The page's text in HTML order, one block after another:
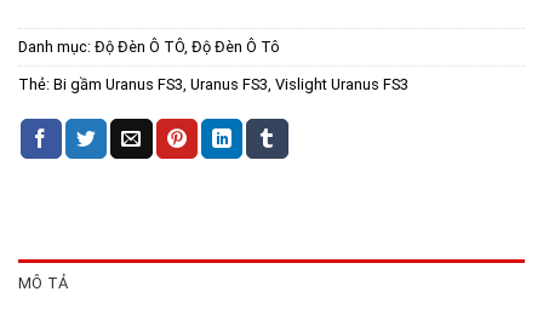
Danh mục: Độ Đèn Ô TÔ, Độ Đèn Ô Tô
Thẻ: Bi gầm Uranus FS3, Uranus FS3, Vislight Uranus FS3
MÔ TẢ